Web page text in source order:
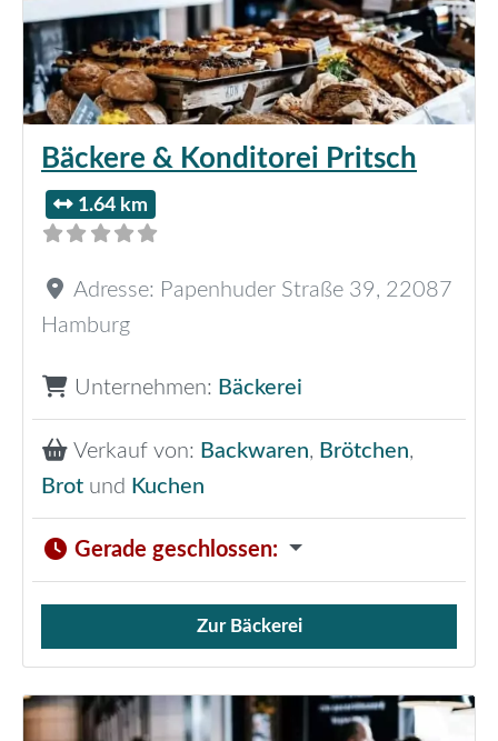
Bäckere & Konditorei Pritsch
1.64 km
Adresse: Papenhuder Straße 39, 22087
Hamburg
Unternehmen: Bäckerei
Verkauf von: Backwaren, Brötchen,
Brot und Kuchen
Gerade geschlossen:
Verkauf von Brötchen,
Zur Bäckerei